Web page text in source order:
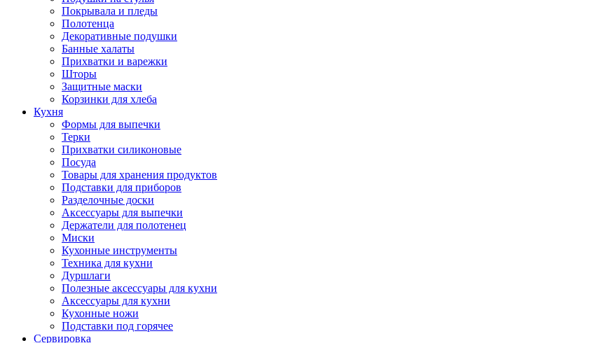
Покрывала и пледы
Полотенца
Декоративные подушки
Банные халаты
Прихватки и варежки
Шторы
Защитные маски
Корзинки для хлеба
Кухня
Формы для выпечки
Терки
Прихватки силиконовые
Посуда
Товары для хранения продуктов
Подставки для приборов
Разделочные доски
Аксессуары для выпечки
Держатели для полотенец
Миски
Кухонные инструменты
Техника для кухни
Дуршлаги
Полезные аксессуары для кухни
Аксессуары для кухни
Кухонные ножи
Подставки под горячее
Сервировка